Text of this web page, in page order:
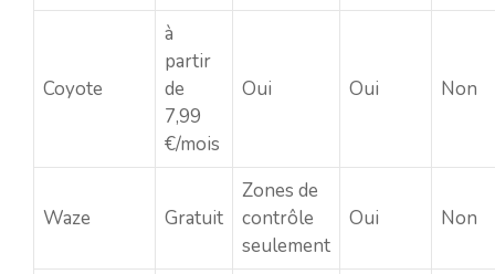
Coyote
à
partir
de
7,99
€/mois
Oui Oui Non
Waze Gratuit
Zones de
contrôle
seulement
Oui Non